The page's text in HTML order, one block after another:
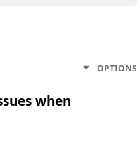
OPTIONS
when